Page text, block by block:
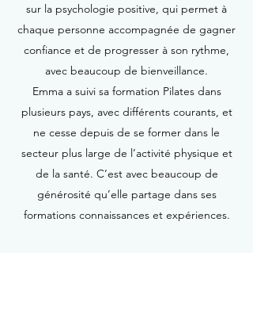
sur la psychologie positive, qui permet à
chaque personne accompagnée de gagner
confiance et de progresser à son rythme,
avec beaucoup de bienveillance.
Emma a suivi sa formation Pilates dans
plusieurs pays, avec différents courants, et
ne cesse depuis de se former dans le
secteur plus large de l’activité physique et
de la santé. C’est avec beaucoup de
générosité qu’elle partage dans ses
formations connaissances et expériences.